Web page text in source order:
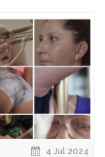
4 Jul 2024